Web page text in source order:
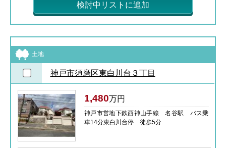
検討中リストに追加
土地
神戸市須磨区東白川台３丁目
1,480万円
神戸市営地下鉄西神山手線 名谷駅 バス乗
車14分東白川台停 徒歩5分